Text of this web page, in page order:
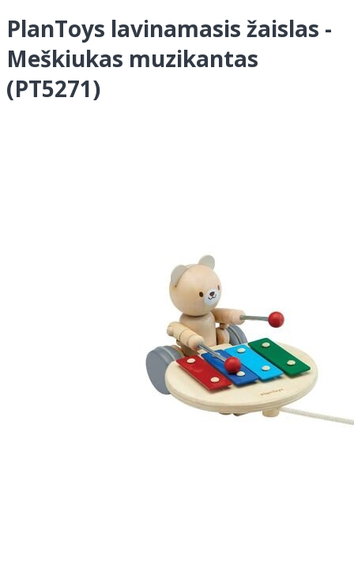
PlanToys lavinamasis žaislas -
Meškiukas muzikantas
(PT5271)